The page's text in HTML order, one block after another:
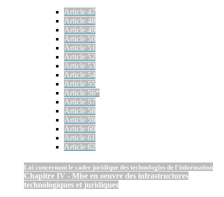
Article 47
Article 48
Article 49
Article 50
Article 51
Article 52
Article 53
Article 54
Article 55
Article 56*
Article 57
Article 58
Article 59
Article 60
Article 61
Article 62
Loi concernant le cadre juridique des technologies de l'information
Chapitre IV - Mise en oeuvre des infrastructures
technologiques et juridiques